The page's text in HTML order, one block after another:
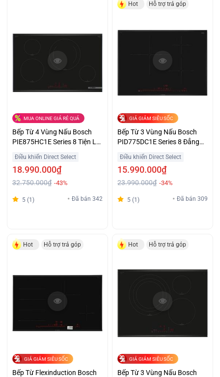
MUA ONLINE GIÁ RẺ QUÁ
Bếp Từ 4 Vùng Nấu Bosch
PIE875HC1E Series 8 Tiện Lợi
Điều khiển Direct Select
18.990.000₫
32.750.000₫ -43%
5 (1) Đã bán 342
Hot Hỗ trợ trả góp
GIÁ GIẢM SIÊU SỐC
Bếp Từ 3 Vùng Nấu Bosch
PID775DC1E Series 8 Đẳng
Điều khiển Direct Select
15.990.000₫
23.990.000₫ -34%
5 (1) Đã bán 309
Hot Hỗ trợ trả góp
GIÁ GIẢM SIÊU SỐC
Bếp Từ Flexinduction Bosch
Hot Hỗ trợ trả góp
GIÁ GIẢM SIÊU SỐC
Bếp Từ 3 Vùng Nấu Bosch